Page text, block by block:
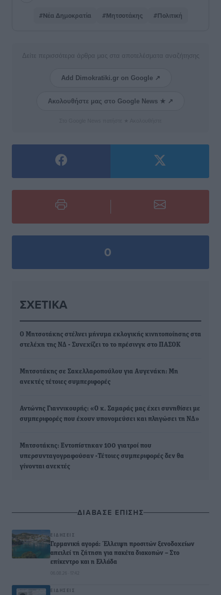
#Νέα Δημοκρατία #Μητσοτάκης #Πολιτική
Δείτε περισσότερα άρθρα μας στα αποτελέσματα αναζήτησης
Add Dimokratiki.gr on Google ↗
Ακολουθήστε μας στο Google News ★ ↗
0
ΣΧΕΤΙΚΆ
Ο Μητσοτάκης στέλνει μήνυμα εκλογικής κινητοποίησης στα
στελέχη της ΝΔ - Συνεχίζει το το πρέσινγκ στο ΠΑΣΟΚ
Μητσοτάκης σε Σακελλαροπούλου για Αυγενάκη: Μη
ανεκτές τέτοιες συμπεριφορές
Αντώνης Γιαννικουρής: «Ο κ. Σαμαράς μας έχει συνηθίσει με
συμπεριφορές που έχουν υπονομεύσει και πληγώσει τη ΝΔ»
Μητσοτάκης: Εντοπίστηκαν 100 γιατροί που
υπερσυνταγογραφούσαν -Τέτοιες συμπεριφορές δεν θα
γίνονται ανεκτές
ΔΙΑΒΑΣΕ ΕΠΙΣΗΣ
ΕΙΔΉΣΕΙΣ
Γερμανική αγορά: Έλλειψη προσιτών ξενοδοχείων
απειλεί τη ζήτηση για πακέτα διακοπών – Στο
επίκεντρο και η Ελλάδα
06.08.26 · 17:42
ΕΙΔΉΣΕΙΣ